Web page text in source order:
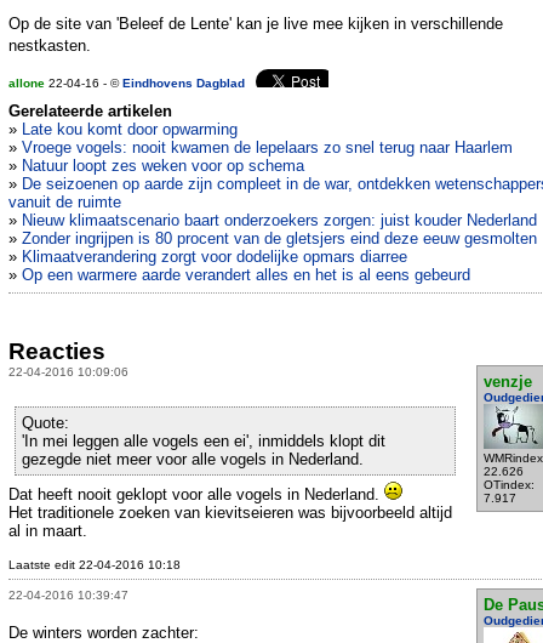
Op de site van 'Beleef de Lente' kan je live mee kijken in verschillende
nestkasten.
allone 22-04-16 - ©Eindhovens Dagblad
Gerelateerde artikelen
» Late kou komt door opwarming
» Vroege vogels: nooit kwamen de lepelaars zo snel terug naar Haarlem
» Natuur loopt zes weken voor op schema
» De seizoenen op aarde zijn compleet in de war, ontdekken
vanuit de ruimte
» Nieuw klimaatscenario baart onderzoekers zorgen: juist kouder Nederland
» Zonder ingrijpen is 80 procent van de gletsjers eind deze eeuw gesmolten
» Klimaatverandering zorgt voor dodelijke opmars diarree
» Op een warmere aarde verandert alles en het is al eens gebeurd
Reacties
22-04-2016 10:09:06
venzje
22.626
OTindex:
7.917
Quote:
'In mei leggen alle vogels een ei', inmiddels klopt dit
gezegde niet meer voor alle vogels in Nederland.
Dat heeft nooit geklopt voor alle vogels in Nederland.
Het traditionele zoeken van kievitseieren was bijvoorbeeld altijd
al in maart.
Laatste edit 22-04-2016 10:18
22-04-2016 10:39:47
De
De winters worden zachter: